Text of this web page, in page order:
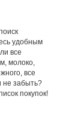
удобным
все
молоко,
все
не забыть?
покупок!